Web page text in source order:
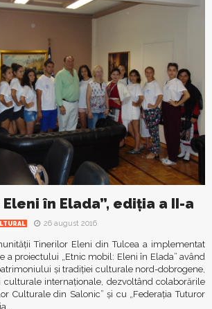
în Elada”, ediţia a II-a
26 august 2016
Tinerilor Eleni din Tulcea a implementat
a proiectului „Etnic mobil: Eleni în Elada” având
şi tradiţiei culturale nord-dobrogene,
culturale internaţionale, dezvoltând colaborările
Culturale din Salonic” şi cu „Federaţia Tuturor